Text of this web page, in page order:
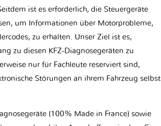
ist es erforderlich, die Steuergeräte
um Informationen über Motorprobleme,
zu erhalten. Unser Ziel ist es,
zu diesen KFZ-Diagnosegeräten zu
nur für Fachleute reserviert sind,
Störungen an ihrem Fahrzeug selbst
(100% Made in France) sowie